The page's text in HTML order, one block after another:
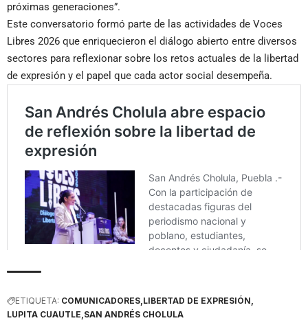
próximas generaciones”.
Este conversatorio formó parte de las actividades de Voces
Libres 2026 que enriquecieron el diálogo abierto entre diversos
sectores para reflexionar sobre los retos actuales de la libertad
de expresión y el papel que cada actor social desempeña.
ETIQUETA: COMUNICADORES LIBERTAD DE EXPRESIÓN
LUPITA CUAUTLE SAN ANDRÉS CHOLULA